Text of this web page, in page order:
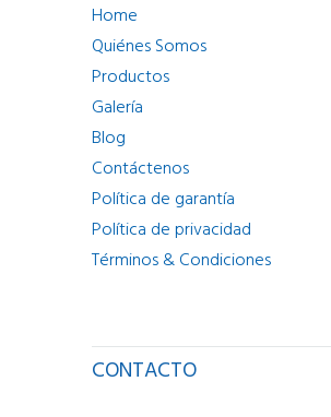
Home
Quiénes Somos
Productos
Galería
Blog
Contáctenos
Política de garantía
Política de privacidad
Términos & Condiciones
CONTACTO